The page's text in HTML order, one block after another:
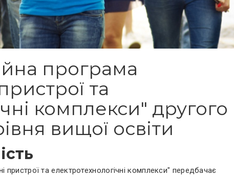
програма
та
комплекси" другого
вищої освіти
пристрої та електротехнологічні комплекси" передбачає